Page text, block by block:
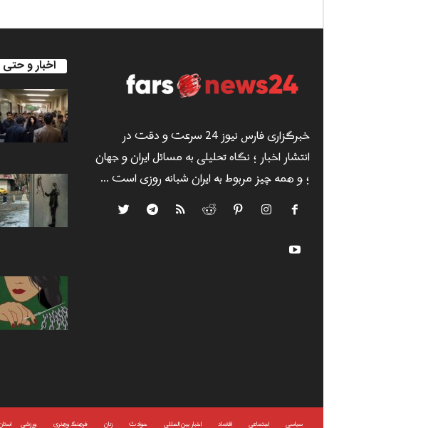
خبرگزاری فارس نیوز 24 سرعت و دقت در
انتشار اخبار ؛ نگاه تحلیلی به مسائل ایران و جهان
؛ و همه چیز مربوط به ایران شبانه روزی است ...
اخبار و
سياسى اجتماعی اقتصاد اخبار بین المللی حوادث زنان فرهنگ وهنری ورزشی